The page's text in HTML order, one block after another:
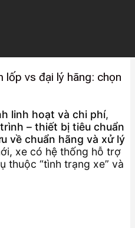
vs đại lý hãng: chọn
linh hoạt và chi phí,
– thiết bị tiêu chuẩn
về chuẩn hãng và xử lý
xe có hệ thống hỗ trợ
thuộc “tình trạng xe” và